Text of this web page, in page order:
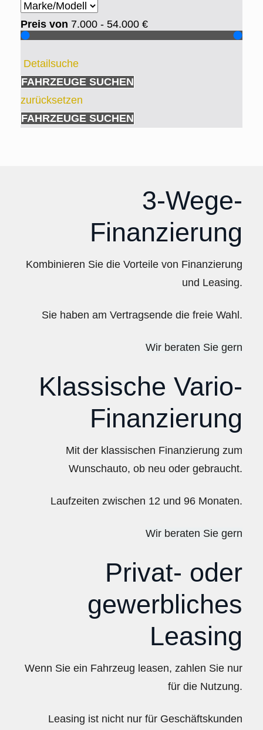
Preis von 7.000 - 54.000 €
Detailsuche
FAHRZEUGE SUCHEN
zurücksetzen
FAHRZEUGE SUCHEN
3-Wege-
Finanzierung
Kombinieren Sie die Vorteile von Finanzierung
und Leasing.
Sie haben am Vertragsende die freie Wahl.
Wir beraten Sie gern
Klassische Vario-
Finanzierung
Mit der klassischen Finanzierung zum
Wunschauto, ob neu oder gebraucht.
Laufzeiten zwischen 12 und 96 Monaten.
Wir beraten Sie gern
Privat- oder
gewerbliches
Leasing
Wenn Sie ein Fahrzeug leasen, zahlen Sie nur
für die Nutzung.
Leasing ist nicht nur für Geschäftskunden